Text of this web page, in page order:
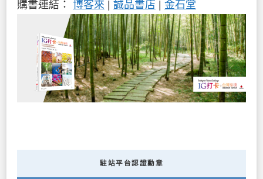
購書連結： 博客來 | 誠品書店 | 金石堂
駐站平台認證勳章